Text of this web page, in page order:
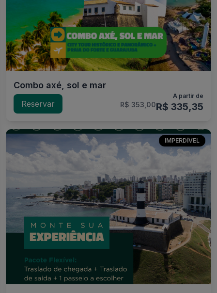
Combo axé, sol e mar
Reservar
A partir de
R$ 353,00R$ 335,35
IMPERDÍVEL